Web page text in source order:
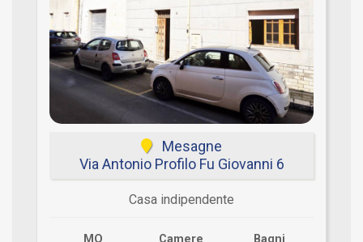
Mesagne
Via Antonio Profilo Fu Giovanni 6
Casa indipendente
MQ Camere Bagni